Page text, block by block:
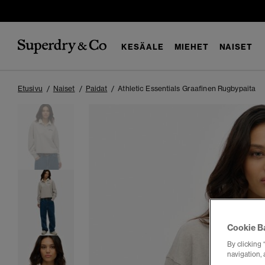
KESÄALE MIEHET NAISET
Etusivu Naiset Paidat Athletic Essentials Graafinen Rugbypaita
Cookie
By clicking
navigation,